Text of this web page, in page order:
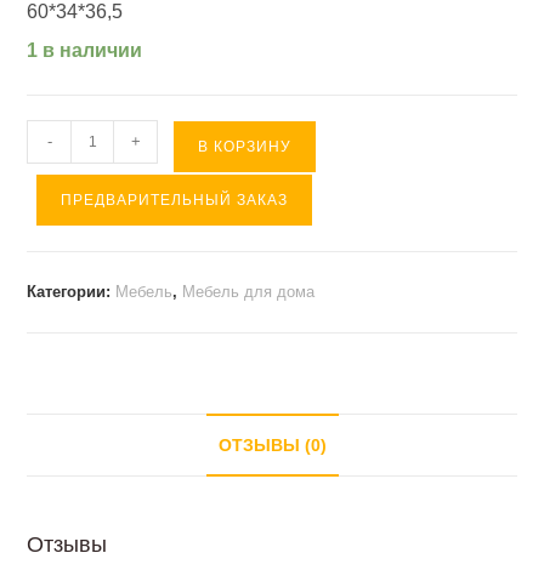
60*34*36,5
1 в наличии
Количество
товара
Встраиваемая
- + В КОРЗИНУ
ПРЕДВАРИТЕЛЬНЫЙ ЗАКАЗ
Категории: Мебель, Мебель для дома
ОТЗЫВЫ (0)
Отзывы